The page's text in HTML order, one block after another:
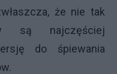
że nie tak
są najczęściej
do śpiewania